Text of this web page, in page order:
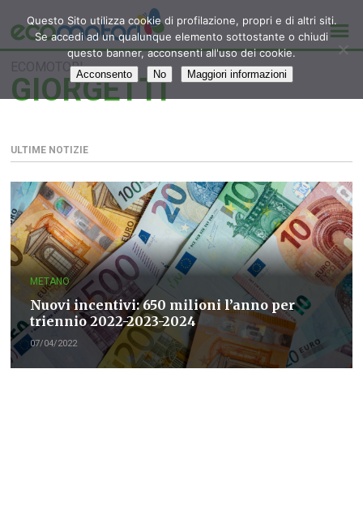
ECOMOTORI
GIORGETTI
ULTIME NOTIZIE
METANO
Nuovi incentivi: 650 milioni l’anno per
triennio 2022-2023-2024
07/04/2022
Questo Sito utilizza cookie di profilazione, propri e di altri siti.
Se accedi ad un qualunque elemento sottostante o chiudi
questo banner, acconsenti all'uso dei cookie.
Acconsento No Maggiori informazioni